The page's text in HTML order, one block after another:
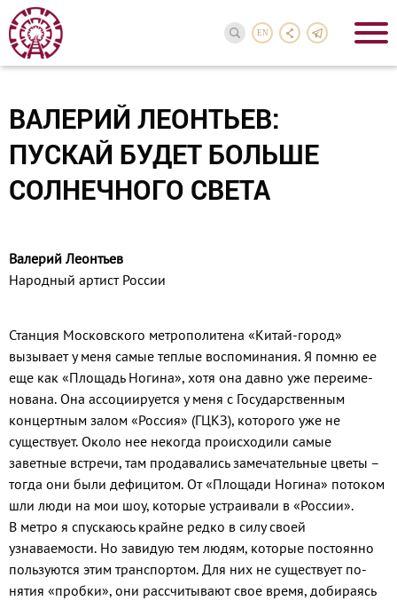
EN
ВАЛЕРИЙ ЛЕОНТЬЕВ:
ПУСКАЙ БУДЕТ БОЛЬШЕ
СОЛНЕЧНОГО СВЕТА
Валерий Леонтьев
Народный артист России
Станция Московского метро­политена «Китай-город»
вызывает у меня самые теплые воспоминания. Я помню ее
еще как «Площадь Но­гина», хотя она давно уже переиме­
нована. Она ассоциируется у меня с Государственным
концертным за­лом «Россия» (ГЦКЗ), которого уже не
существует. Около нее некогда происходили самые
заветные встре­чи, там продавались замечательные цветы –
тогда они были дефицитом. От «Площади Ногина» потоком
шли люди на мои шоу, которые устраива­ли в «России».
В метро я спускаюсь крайне редко в силу своей
узнаваемости. Но завидую тем людям, которые постоянно
пользуются этим транс­портом. Для них не существует по­
нятия «пробки», они рассчитывают свое время, добираясь